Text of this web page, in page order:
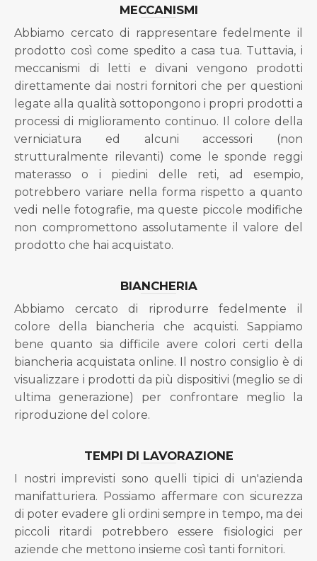
MECCANISMI
Abbiamo cercato di rappresentare fedelmente il
prodotto così come spedito a casa tua. Tuttavia, i
meccanismi di letti e divani vengono prodotti
direttamente dai nostri fornitori che per questioni
legate alla qualità sottopongono i propri prodotti a
processi di miglioramento continuo. Il colore della
verniciatura ed alcuni accessori (non
strutturalmente rilevanti) come le sponde reggi
materasso o i piedini delle reti, ad esempio,
potrebbero variare nella forma rispetto a quanto
vedi nelle fotografie, ma queste piccole modifiche
non compromettono assolutamente il valore del
prodotto che hai acquistato.
BIANCHERIA
Abbiamo cercato di riprodurre fedelmente il
colore della biancheria che acquisti. Sappiamo
bene quanto sia difficile avere colori certi della
biancheria acquistata online. Il nostro consiglio è di
visualizzare i prodotti da più dispositivi (meglio se di
ultima generazione) per confrontare meglio la
riproduzione del colore.
TEMPI DI LAVORAZIONE
I nostri imprevisti sono quelli tipici di un'azienda
manifatturiera. Possiamo affermare con sicurezza
di poter evadere gli ordini sempre in tempo, ma dei
piccoli ritardi potrebbero essere fisiologici per
aziende che mettono insieme così tanti fornitori.